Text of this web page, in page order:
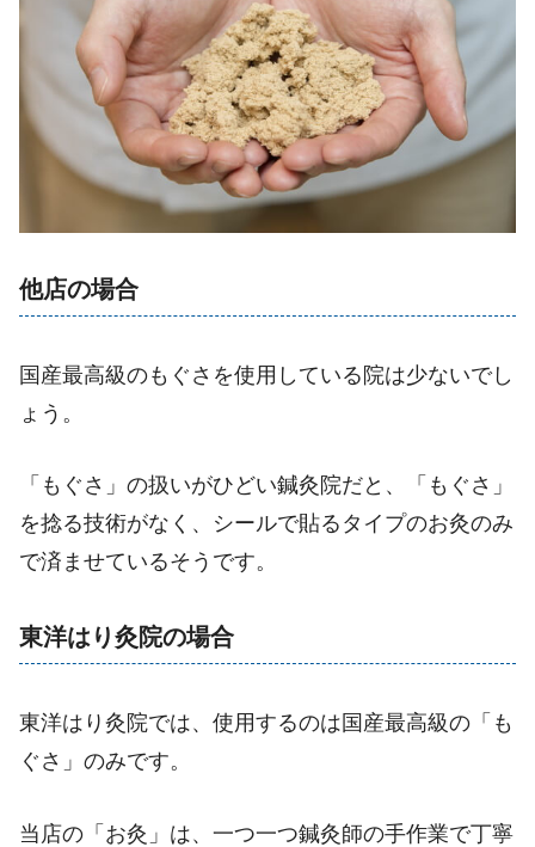
他店の場合
国産最高級のもぐさを使用している院は少ないでし
ょう。
「もぐさ」の扱いがひどい鍼灸院だと、「もぐさ」
を捻る技術がなく、シールで貼るタイプのお灸のみ
で済ませているそうです。
東洋はり灸院の場合
東洋はり灸院では、使用するのは国産最高級の「も
ぐさ」のみです。
当店の「お灸」は、一つ一つ鍼灸師の手作業で丁寧